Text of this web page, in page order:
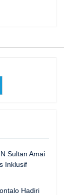
Sultan Amai
Inklusif
Hadiri